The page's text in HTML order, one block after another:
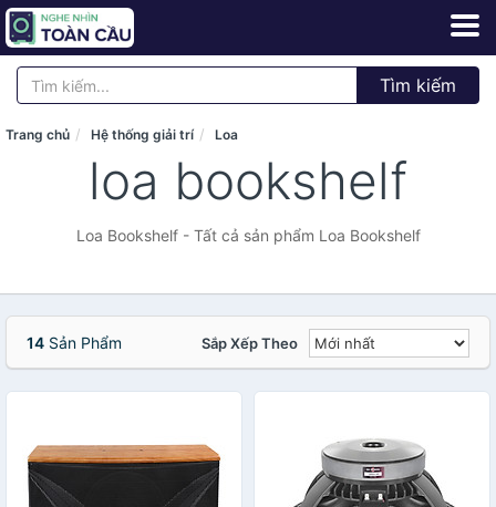
Tìm kiếm
Trang chủ Hệ thống giải trí Loa
loa bookshelf
Loa Bookshelf - Tất cả sản phẩm Loa Bookshelf
14 Sản Phẩm Sắp Xếp Theo